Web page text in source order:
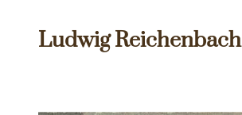
Ludwig Reichenbach